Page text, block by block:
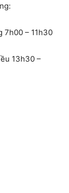
– 11h30
13h30 –